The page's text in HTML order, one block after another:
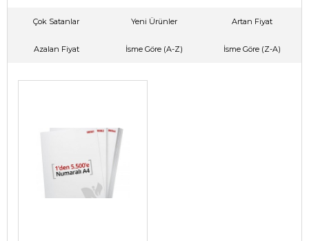
Çok Satanlar Yeni Ürünler Artan Fiyat
Azalan Fiyat İsme Göre (A-Z) İsme Göre (Z-A)